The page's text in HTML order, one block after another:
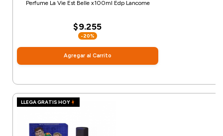
Perfume La Vie Est Belle x100ml Edp Lancome
$9.255
-20%
Agregar al Carrito
LLEGA GRATIS HOY